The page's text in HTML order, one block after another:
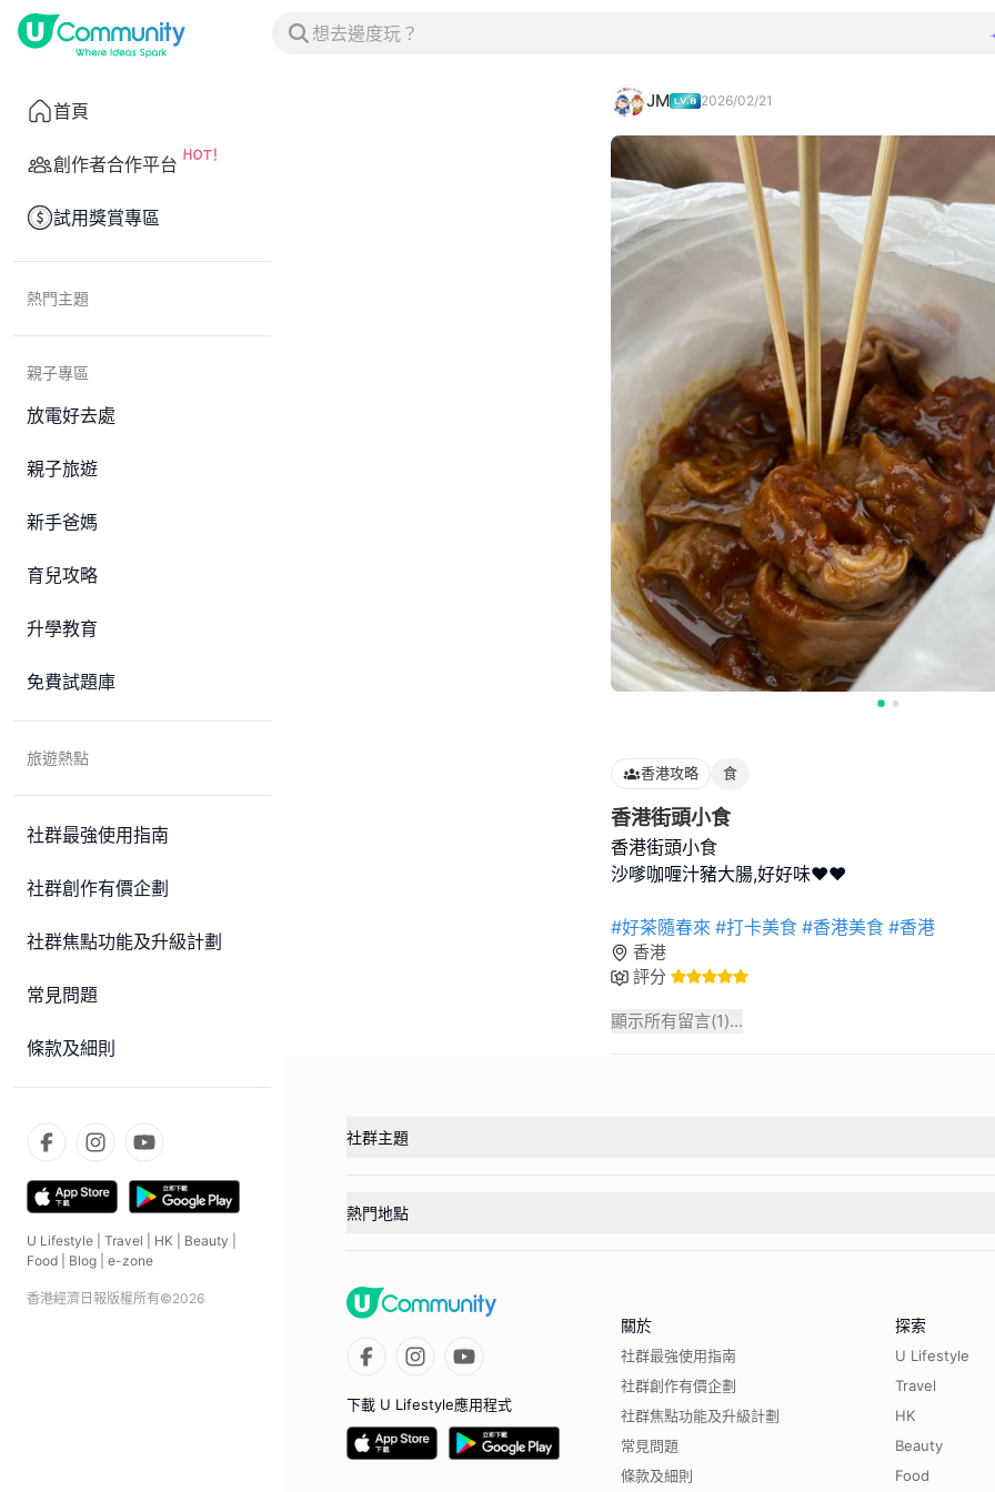
首頁
創作者合作平台
試用獎賞專區
熱門主題
親子專區
放電好去處
親子旅遊
新手爸媽
育兒攻略
升學教育
免費試題庫
旅遊熱點
社群最強使用指南
社群創作有價企劃
社群焦點功能及升級計劃
常見問題
條款及細則
U Lifestyle Travel HK Beauty
Food
Blog e-zone
香港經濟日報版權所有©2026
JM 2026/02/21
香港攻略 食
香港街頭小食
香港街頭小食
沙嗲咖喱汁豬大腸,好好味❤️❤️
#好茶隨春來 #打卡美食 #香港美食 #香港
香港
評分
顯示所有留言(1)...
社群主題
熱門地點
下載 U Lifestyle應用程式
關於
社群最強使用指南
社群創作有價企劃
社群焦點功能及升級計劃
常見問題
條款及細則
探索
U Lifestyle
Travel
HK
Beauty
Food